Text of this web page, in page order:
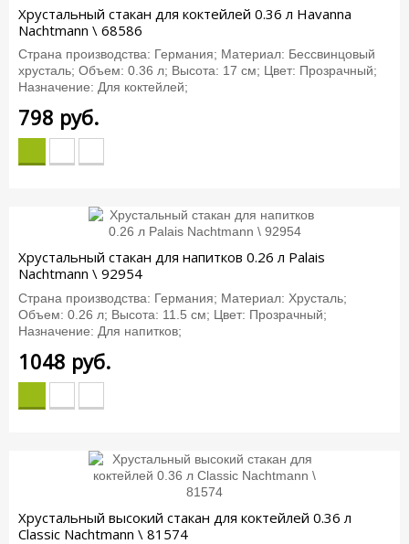
Хрустальный стакан для коктейлей 0.36 л Havanna
Nachtmann \ 68586
Страна производства: Германия; Материал: Бессвинцовый
хрусталь; Объем: 0.36 л; Высота: 17 см; Цвет: Прозрачный;
Назначение: Для коктейлей;
798 руб.
Хрустальный стакан для напитков 0.26 л Palais
Nachtmann \ 92954
Страна производства: Германия; Материал: Хрусталь;
Объем: 0.26 л; Высота: 11.5 см; Цвет: Прозрачный;
Назначение: Для напитков;
1048 руб.
Хрустальный высокий стакан для коктейлей 0.36 л
Classic Nachtmann \ 81574